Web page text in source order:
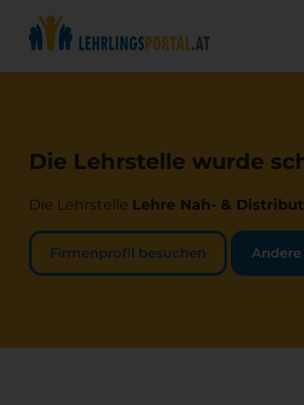
Die Lehrstelle wurde
Die Lehrstelle Lehre Nah- &
Firmenprofil besuchen